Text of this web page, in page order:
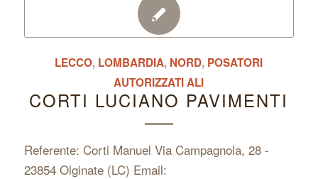
LECCO, LOMBARDIA, NORD, POSATORI
AUTORIZZATI ALI
CORTI LUCIANO PAVIMENTI
Referente: Corti Manuel Via Campagnola, 28 -
23854 Olginate (LC) Email: